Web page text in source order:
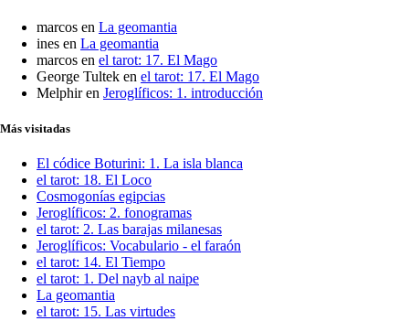
marcos en La geomantia
ines en La geomantia
marcos en el tarot: 17. El Mago
George Tultek en el tarot: 17. El Mago
Melphiren Jeroglíficos: 1. introducción
Más visitadas
El códice Boturini: 1. La isla blanca
el tarot: 18. El Loco
Cosmogonías egipcias
Jeroglíficos: 2. fonogramas
el tarot: 2. Las barajas milanesas
Jeroglíficos: Vocabulario - el faraón
el tarot: 14. El Tiempo
el tarot: 1. Del nayb al naipe
La geomantia
el tarot: 15. Las virtudes